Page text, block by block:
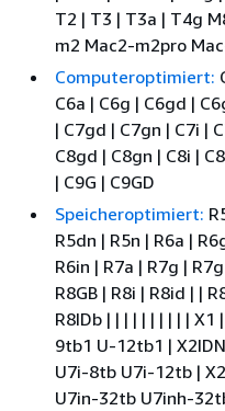
T2 | T3 | T3a | T4g
m2 Mac2-m2pro
Computeroptimiert:
C6a | C6g | C6gd |
| C7gd | C7gn | C7i |
C8gd | C8gn | C8i |
| C9G | C9GD
Speicheroptimiert:
R5dn | R5n | R6a |
R6in | R7a | R7g |
R8GB | R8i | R8id | |
R8IDb | | | | | | | | | |
9tb1 U-12tb1 |
U7i-8tb U7i-12tb |
U7in-32tb U7inh-